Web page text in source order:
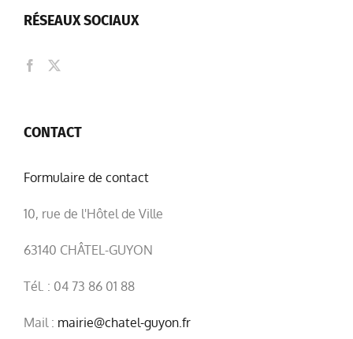
RÉSEAUX SOCIAUX
CONTACT
Formulaire de contact
10, rue de l'Hôtel de Ville
63140 CHÂTEL-GUYON
Tél. : 04 73 86 01 88
Mail : mairie@chatel-guyon.fr